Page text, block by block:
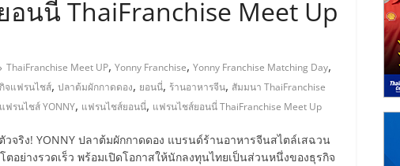
นนี่ ThaiFranchise Meet Up
ThaiFranchise Meet UP, Yonny Franchise, Yonny Franchise Matching Day,
จแฟรนไชส์, ปลาต้มผักกาดดอง, ยอนนี่, ร้านอาหารจีน, สัมมนา ThaiFranchise
แฟรนไชส์ YONNY, แฟรนไชส์ยอนนี่, แฟรนไชส์ยอนนี่ ThaiFranchise Meet Up
วจริง! YONNY ปลาต้มผักกาดดอง แบรนด์ร้านอาหารจีนสไตล์เสฉวน
ตอย่างรวดเร็ว พร้อมเปิดโอกาสให้นักลงทุนไทยเป็นส่วนหนึ่งของธุรกิจ